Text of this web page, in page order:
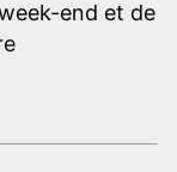
end et de